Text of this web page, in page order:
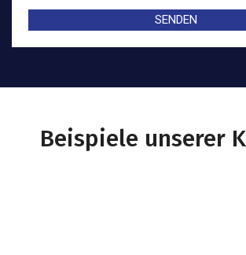
SENDEN
Beispiele unserer